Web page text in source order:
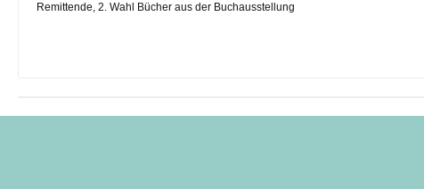
Remittende, 2. Wahl Bücher aus der Buchausstellung